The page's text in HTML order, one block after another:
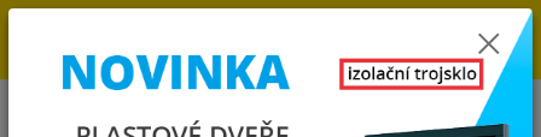
OBJEDNÁVKOU. MÁME 7 000 OKEN A DVEŘÍ SKLADEM U NÁS V
KLATOVECH.
0
0,00 Kč